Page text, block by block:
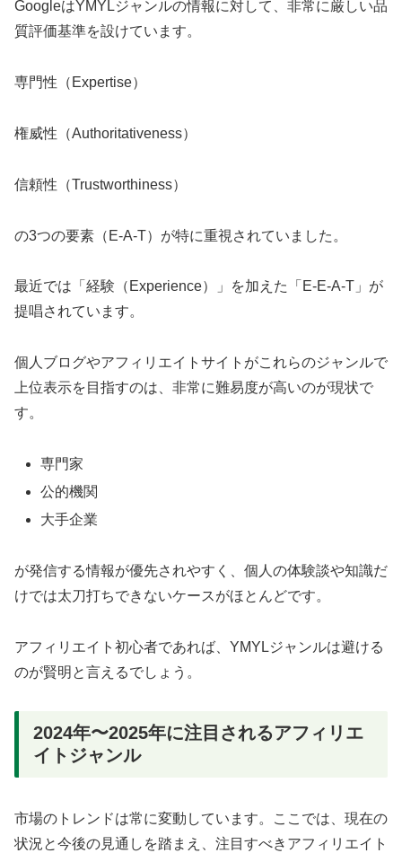
GoogleはYMYLジャンルの情報に対して、非常に厳しい品
質評価基準を設けています。
専門性（Expertise）
権威性（Authoritativeness）
信頼性（Trustworthiness）
の3つの要素（E-A-T）が特に重視されていました。
最近では「経験（Experience）」を加えた「E-E-A-T」が
提唱されています。
個人ブログやアフィリエイトサイトがこれらのジャンルで
上位表示を目指すのは、非常に難易度が高いのが現状で
す。
専門家
公的機関
大手企業
が発信する情報が優先されやすく、個人の体験談や知識だ
けでは太刀打ちできないケースがほとんどです。
アフィリエイト初心者であれば、YMYLジャンルは避ける
のが賢明と言えるでしょう。
2024年〜2025年に注目されるアフィリエ
イトジャンル
市場のトレンドは常に変動しています。ここでは、現在の
状況と今後の見通しを踏まえ、注目すべきアフィリエイト